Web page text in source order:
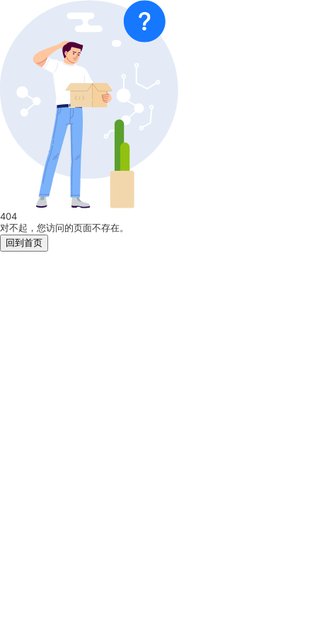
404
对不起，您访问的页面不存在。
回到首页